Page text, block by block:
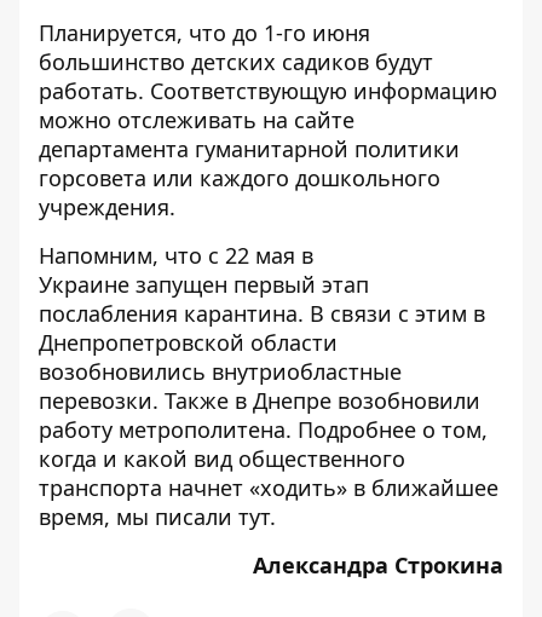
Планируется, что до 1-го июня
большинство детских садиков будут
работать. Соответствующую информацию
можно отслеживать на сайте
департамента гуманитарной политики
горсовета или каждого дошкольного
учреждения.
Напомним, что с 22 мая в
Украине запущен первый этап
послабления карантина. В связи с этим в
Днепропетровской области
возобновились внутриобластные
перевозки. Также в Днепре возобновили
работу метрополитена. Подробнее о том,
когда и какой вид общественного
транспорта начнет «ходить» в ближайшее
время, мы писали тут.
Александра Строкина